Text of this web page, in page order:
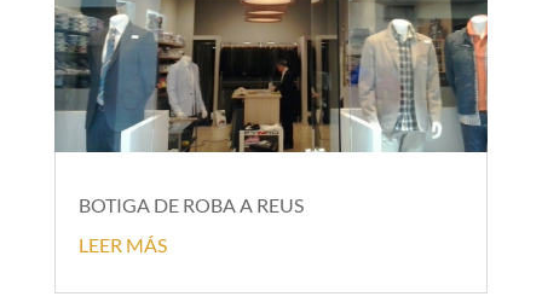
BOTIGA DE ROBA A REUS
LEER MÁS